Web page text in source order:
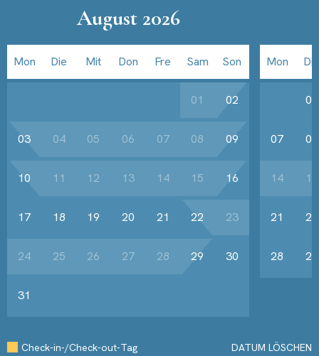
August 2026
Mon Die Mit Don Fre Sam Son
01 02
03 04 05 06 07 08 09
10 11 12 13 14 15 16
17 18 19 20 21 22 23
24 25 26 27 28 29 30
31
Mon
01
07 08
14 15
21 22
28 29
DATUM LÖSCHEN
Check-in-/Check-out-Tag